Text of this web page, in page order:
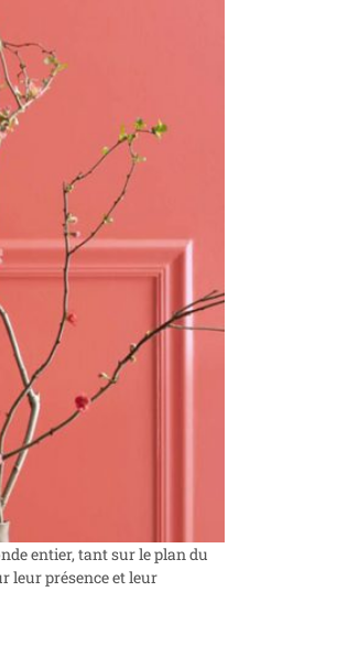
entier, tant sur le plan du
leur présence et leur